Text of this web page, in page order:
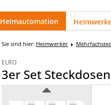
Heimautomation
Sie sind hier: Heimwerker
ELRO
3er Set